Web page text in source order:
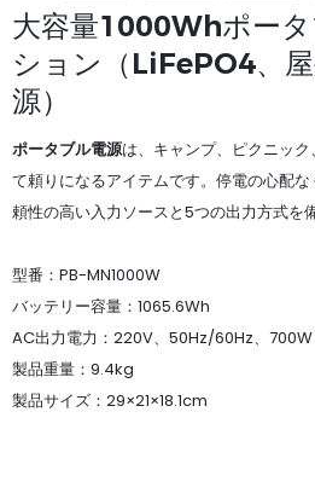
大容量1000Whポー
ション（LiFePO4、
源）
ポータブル電源は、キャンプ、ピクニッ
て頼りになるアイテムです。停電の心配
頼性の高い入力ソースと5つの出力方式を
型番：PB-MN1000W
バッテリー容量：1065.6Wh
AC出力電力：220V、50Hz/60Hz、700W
製品重量：9.4kg
製品サイズ：29×21×18.1cm